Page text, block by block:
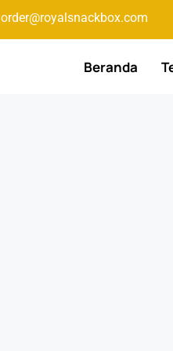
order@royalsnackbox.com
Beranda